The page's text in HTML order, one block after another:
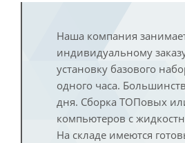
Наша компания
индивидуальному
установку базового
одного часа.
дня. Сборка ТОПовых
компьютеров с
На складе имеются